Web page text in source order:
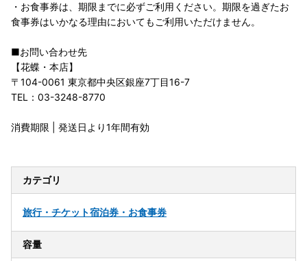
・お食事券は、期限までに必ずご利用ください。期限を過ぎたお
食事券はいかなる理由においてもご利用いただけません。
■お問い合わせ先
【花蝶・本店】
〒104-0061 東京都中央区銀座7丁目16-7
TEL：03-3248-8770
消費期限 | 発送日より1年間有効
カテゴリ
旅行・チケット宿泊券・お食事券
容量